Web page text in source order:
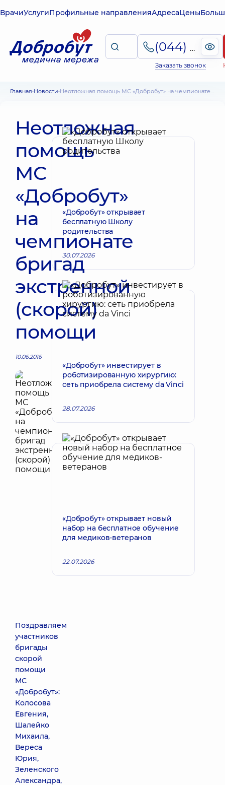
ВрачиУслугиПрофильные направленияАдресаЦены
(044) 495-2-888
Заказать звонок
Главная Новости Неотложная помощь МС «Добробут» на чемпионате бригад экстренной (скорой) помощи
Неотложная
помощь
МС
«Добробут»
на
чемпионате
бригад
экстренной
(скорой)
помощи
10.06.2016
Поздравляем
участников
бригады
скорой
помощи
МС
«Добробут»:
Колосова
Евгения,
Шалейко
Михаила,
Вереса
Юрия,
Зеленского
Александра,
«Добробут» открывает
бесплатную Школу
родительства
30.07.2026
«Добробут» инвестирует в
роботизированную хирургию:
сеть приобрела систему da Vinci
28.07.2026
«Добробут» открывает новый
набор на бесплатное обучение
для медиков-ветеранов
22.07.2026